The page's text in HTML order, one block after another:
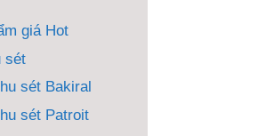
giá Hot
sét
sét Bakiral
sét Patroit